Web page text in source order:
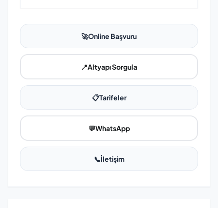
🚀Online Başvuru
📍Altyapı Sorgula
📋Tarifeler
💬WhatsApp
📞İletişim